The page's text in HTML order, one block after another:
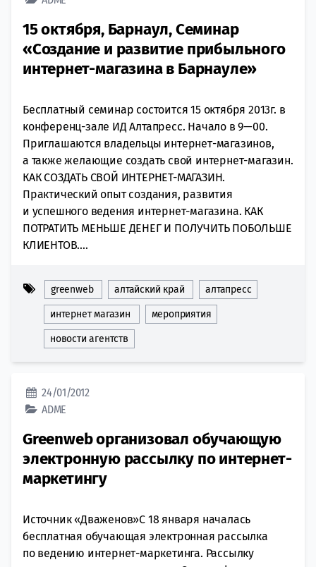
15 октября, Барнаул, Семинар
«Создание и развитие прибыльного
интернет-магазина в Барнауле»
Бесплатный семинар состоится 15 октября 2013г. в
конференц-зале ИД Алтапресс. Начало в 9—00.
Приглашаются владельцы интернет-магазинов,
а также желающие создать свой интернет-магазин.
КАК СОЗДАТЬ СВОЙ ИНТЕРНЕТ-МАГАЗИН.
Практический опыт создания, развития
и успешного ведения интернет-магазина. КАК
ПОТРАТИТЬ МЕНЬШЕ ДЕНЕГ И ПОЛУЧИТЬ ПОБОЛЬШЕ
КЛИЕНТОВ....
greenweb алтайский край алтапресс
интернет магазин мероприятия
новости агентств
24/01/2012
ADME
Greenweb организовал обучающую
электронную рассылку по интернет-
маркетингу
Источник «Дваженов»С 18 января началась
бесплатная обучающая электронная рассылка
по ведению интернет-маркетинга. Рассылку